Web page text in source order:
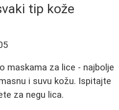
tip kože
maskama za lice - najbolje
i suvu kožu. Ispitajte
za negu lica.